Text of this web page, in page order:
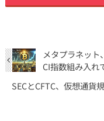
メタプラネッ
CI指数組み入れ
SECとCFTC、仮想通貨